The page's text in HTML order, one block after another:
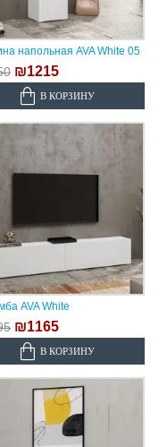
напольная AVA White 05
₪1215
В КОРЗИНУ
AVA White
₪1165
В КОРЗИНУ